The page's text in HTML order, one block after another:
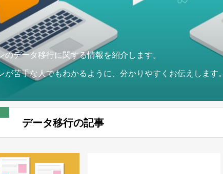
のデータ移行に関する情報を紹介します。
が苦手な人でもわかるように、分かりやすくお伝えします。
データ移行の記事